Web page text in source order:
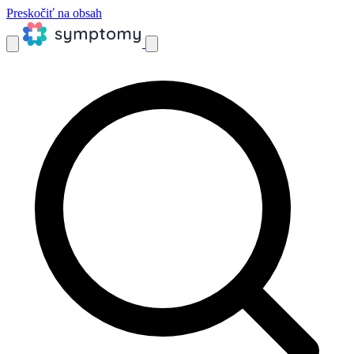
Preskočiť na obsah